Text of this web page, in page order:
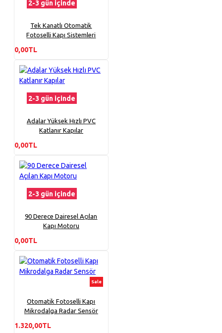
2-3 gün içinde
Tek Kanatlı Otomatik
Fotoselli Kapı Sistemleri
0,00TL
2-3 gün içinde
Adalar Yüksek Hızlı PVC
Katlanır Kapılar
0,00TL
2-3 gün içinde
90 Derece Dairesel Açılan
Kapı Motoru
0,00TL
Sale
Otomatik Fotoselli Kapı
Mikrodalga Radar Sensör
1.320,00TL